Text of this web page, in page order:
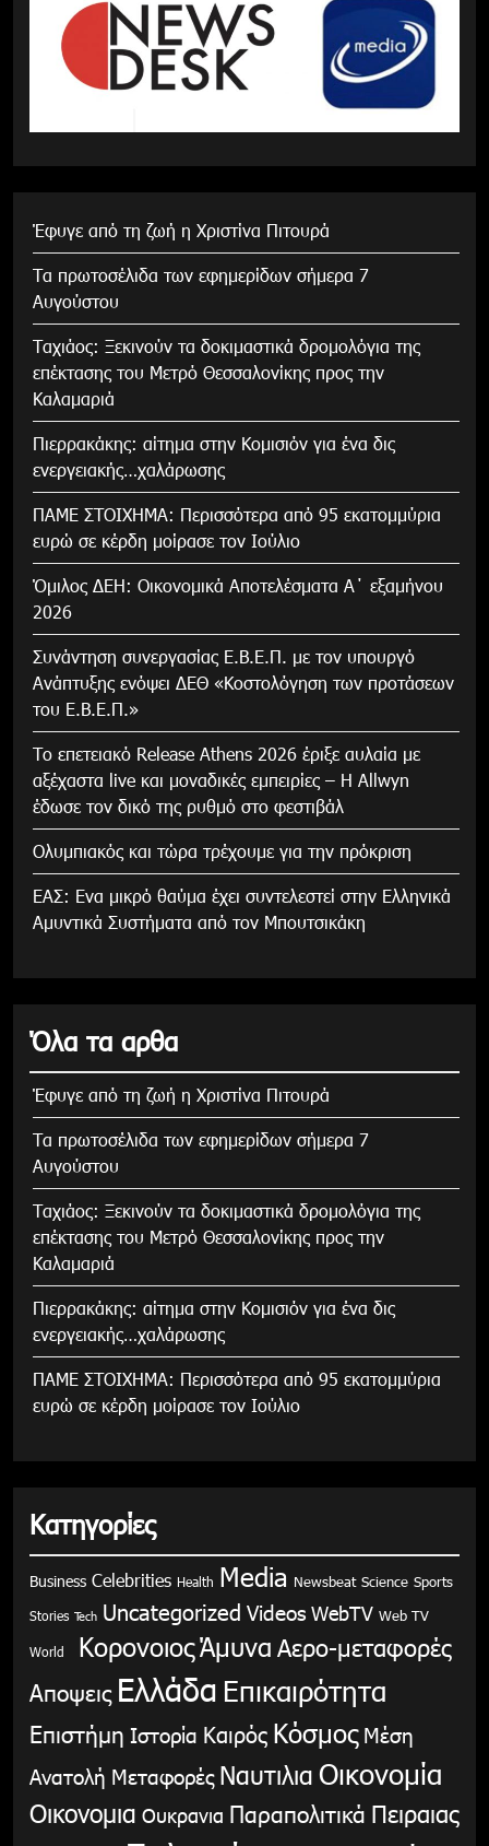
Έφυγε από τη ζωή η Χριστίνα Πιτουρά
Τα πρωτοσέλιδα των εφημερίδων σήμερα 7
Αυγούστου
Tαχιάος: Ξεκινούν τα δοκιμαστικά δρομολόγια της
επέκτασης του Μετρό Θεσσαλονίκης προς την
Καλαμαριά
Πιερρακάκης: αίτημα στην Κομισιόν για ένα δις
ενεργειακής…χαλάρωσης
ΠΑΜΕ ΣΤΟΙΧΗΜΑ: Περισσότερα από 95 εκατομμύρια
ευρώ σε κέρδη μοίρασε τον Ιούλιο
Όμιλος ΔΕΗ: Οικονομικά Αποτελέσματα Α΄ εξαμήνου
2026
Συνάντηση συνεργασίας Ε.Β.Ε.Π. με τον υπουργό
Ανάπτυξης ενόψει ΔΕΘ «Κοστολόγηση των προτάσεων
του Ε.Β.Ε.Π.»
Το επετειακό Release Athens 2026 έριξε αυλαία με
αξέχαστα live και μοναδικές εμπειρίες – Η Allwyn
έδωσε τον δικό της ρυθμό στο φεστιβάλ
Ολυμπιακός και τώρα τρέχουμε για την πρόκριση
ΕΑΣ: Ενα μικρό θαύμα έχει συντελεστεί στην Ελληνικά
Αμυντικά Συστήματα από τον Μπουτσικάκη
Όλα τα αρθα
Έφυγε από τη ζωή η Χριστίνα Πιτουρά
Τα πρωτοσέλιδα των εφημερίδων σήμερα 7
Αυγούστου
Tαχιάος: Ξεκινούν τα δοκιμαστικά δρομολόγια της
επέκτασης του Μετρό Θεσσαλονίκης προς την
Καλαμαριά
Πιερρακάκης: αίτημα στην Κομισιόν για ένα δις
ενεργειακής…χαλάρωσης
ΠΑΜΕ ΣΤΟΙΧΗΜΑ: Περισσότερα από 95 εκατομμύρια
ευρώ σε κέρδη μοίρασε τον Ιούλιο
Κατηγορίες
Business Celebrities Health Media Newsbeat Science Sports
Stories Tech Uncategorized Videos WebTV Web TV
World ΚορονοιοςΆμυνα Αερο-μεταφορές
Αποψεις Ελλάδα Επικαιρότητα
Επιστήμη Ιστορία Καιρός Κόσμος Μέση
Ανατολή Μεταφορές Ναυτιλια Οικονομία
Οικονομια Ουκρανια Παραπολιτικά Πειραιας